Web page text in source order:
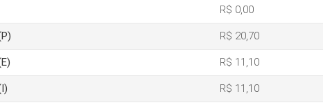
R$ 0,00
R$ 20,70
R$ 11,10
R$ 11,10